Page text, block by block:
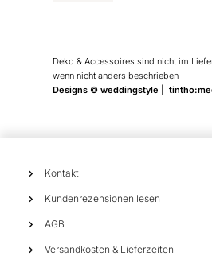
Deko & Accessoires sind nicht im
wenn nicht anders beschrieben
Designs © weddingstyle |
Kontakt
Kundenrezensionen lesen
AGB
Versandkosten & Lieferzeiten